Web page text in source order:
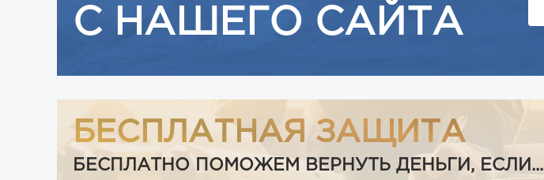
С НАШЕГО САЙТА
БЕСПЛАТНАЯ ЗАЩИТА
БЕСПЛАТНО ПОМОЖЕМ ВЕРНУТЬ ДЕНЬГИ, ЕСЛИ...